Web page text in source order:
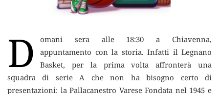
D
omani sera alle 18:30 a Chiavenna,
appuntamento con la storia. Infatti il Legnano
Basket, per la prima volta affronterà una
squadra di serie A che non ha bisogno certo di
presentazioni: la Pallacanestro Varese Fondata nel 1945 e